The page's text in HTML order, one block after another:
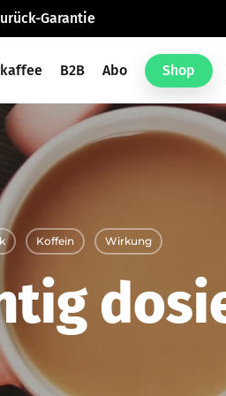
Garantie
B2B Abo Shop
Koffein Wirkung